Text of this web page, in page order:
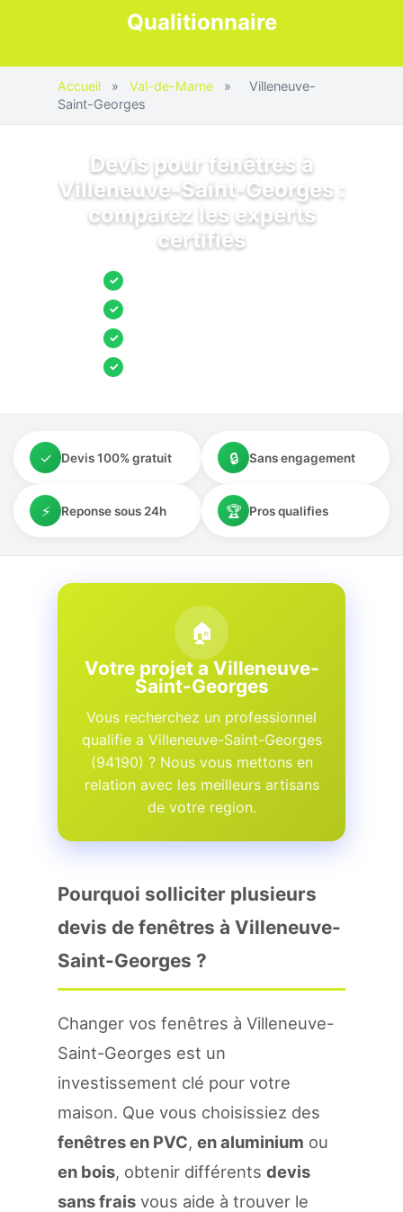
Qualitionnaire
Accueil » Val-de-Marne »
Villeneuve-
Saint-Georges
Devis pour fenêtres à
Villeneuve-Saint-Georges :
comparez les experts
certifiés
✓
✓
✓
✓
✓ Devis 100% gratuit 🔒 Sans engagement
⚡ Reponse sous 24h 🏆 Pros qualifies
🏠
Votre projet a Villeneuve-
Saint-Georges
Vous recherchez un professionnel
qualifie a Villeneuve-Saint-Georges
(94190) ? Nous vous mettons en
relation avec les meilleurs artisans
de votre region.
Pourquoi solliciter plusieurs
devis de fenêtres à Villeneuve-
Saint-Georges ?
Changer vos fenêtres à Villeneuve-
Saint-Georges est un
investissement clé pour votre
maison. Que vous choisissiez des
fenêtres en PVC, en aluminium ou
en bois, obtenir différents devis
sans frais vous aide à trouver le